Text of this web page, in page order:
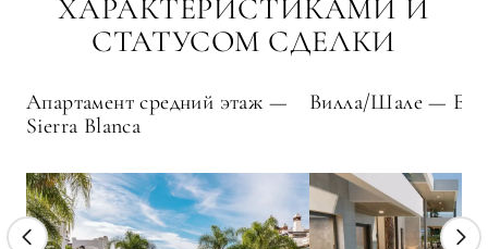
ХАРАКТЕРИСТИКАМИ И
СТАТУСОМ СДЕЛКИ
Апартамент средний этаж —
Sierra Blanca
Вилла/Шале — El